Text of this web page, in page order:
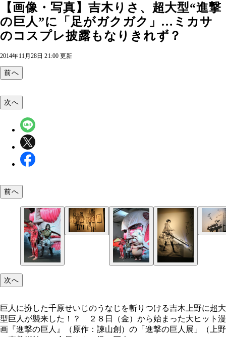
【画像・写真】吉木りさ、超大型“進撃
の巨人”に「足がガクガク」…ミカサ
のコスプレ披露もなりきれず？
2014年11月28日 21:00 更新
前へ
展示される原画のバックには数々の名シーンが描
「エレンの立体機動装置」。こうしてみると意外
いのがわかる
『地獄先生ぬ～べ～』の「人食いモナリザ」に恐
諫山だったが、この口を大きく開けた様子が、の
次へ
前へ
次へ
巨人に扮した千原せいじのうなじを斬りつける吉木上野に超大
型巨人が襲来した！？ ２８日（金）から始まった大ヒット漫
画『進撃の巨人』（原作：諫山創）の「進撃の巨人展」（上野